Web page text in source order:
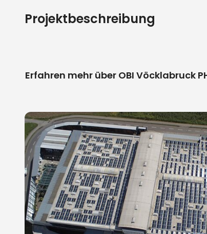
Projektbeschreibung
Erfahren mehr über OBI Vöcklabruck